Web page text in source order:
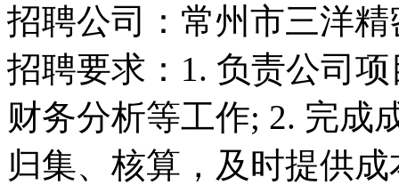
招聘公司：常州市三洋
招聘要求：1. 负责公司
财务分析等工作; 2. 完成
归集、核算，及时提供